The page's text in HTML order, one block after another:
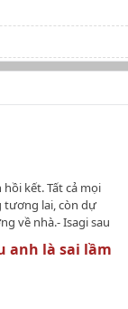
hồi kết. Tất cả mọi
tương lai, còn dự
về nhà.- Isagi sau
bóng đá.- Isagi có
-------------Sae x
trách tôi quá mê
anh là sai lầm